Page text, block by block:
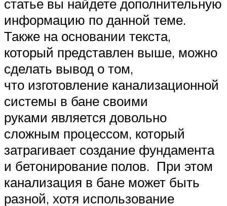
статье вы найдете дополнительную
информацию по данной теме.
Также на основании текста,
который представлен выше, можно
сделать вывод о том,
что изготовление канализационной
системы в бане своими
руками является довольно
сложным процессом, который
затрагивает создание фундамента
и бетонирование полов. При этом
канализация в бане может быть
разной, хотя использование